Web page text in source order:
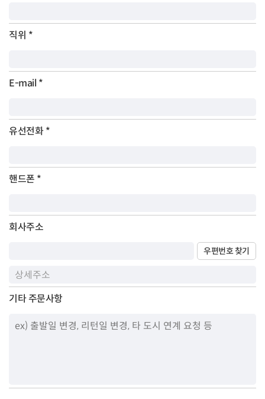
직위 *
E-mail *
유선전화*
핸드폰 *
회사주소
우편번호 찾기
기타 주문사항